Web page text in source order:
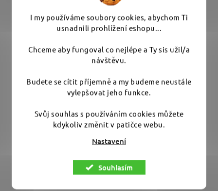
I my používáme soubory cookies, abychom Ti
usnadnili prohlížení eshopu...
Chceme aby fungoval co nejlépe a Ty sis užil/a
návštěvu.
Budete se cítit příjemně a my budeme neustále
vylepšovat jeho funkce.
Svůj souhlas s používáním cookies můžete
kdykoliv změnit v patičce webu.
Nastavení
Souhlasím
Skladem (5 ks)
2 489 Kč
DO KOŠÍKU
Měření tloušťky laku s přenosem do Vašeho telefonu
nebo tabletu Vlastní aplikace...